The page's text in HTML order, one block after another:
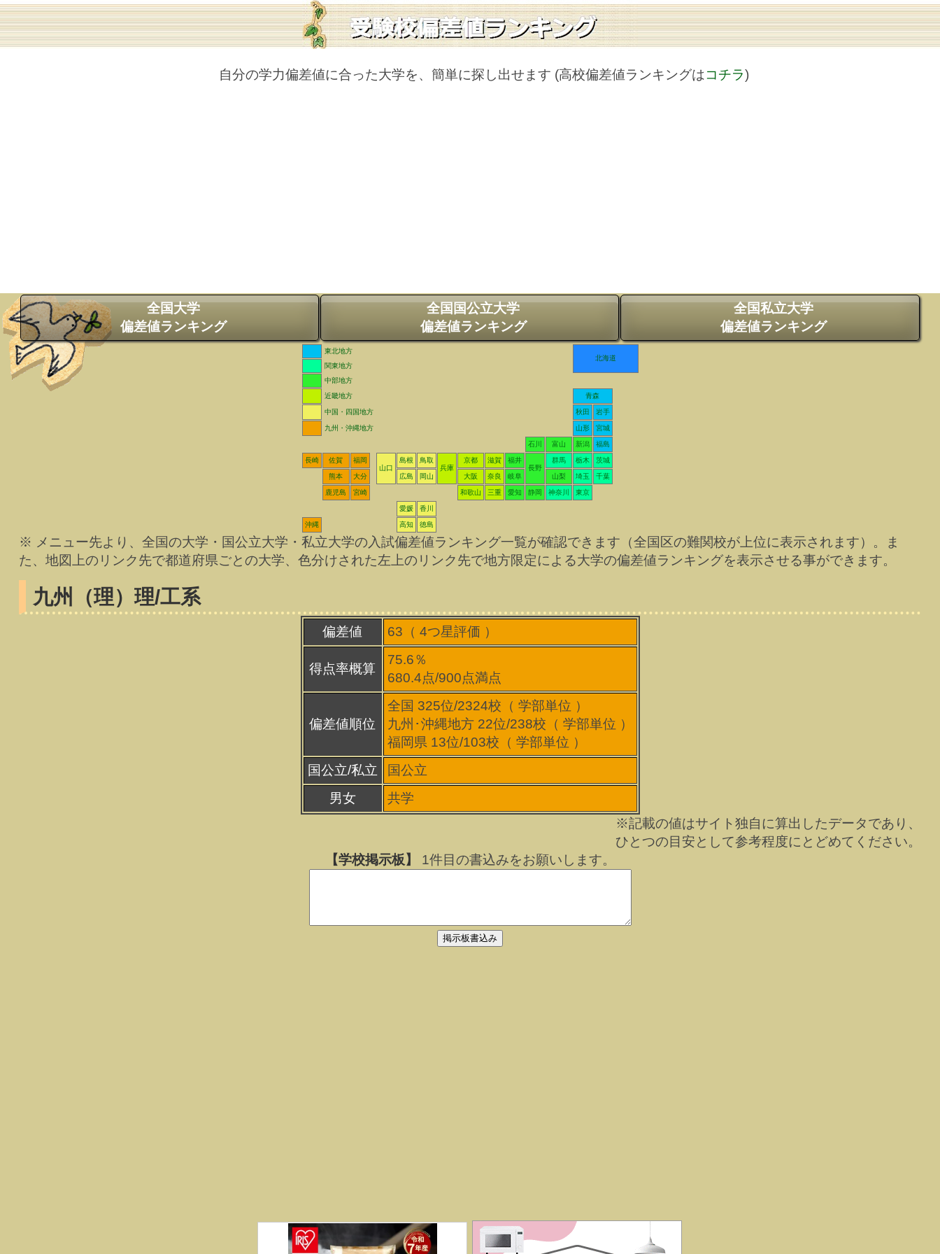
自分の学力偏差値に合った大学を、簡単に探し出せます (高校偏差値ランキングはコチラ)
全国大学
偏差値ランキング
全国国公立大学
偏差値ランキング
全国私立大学
偏差値ランキング
東北地方
北海道
関東地方
中部地方
近畿地方
青森
中国・四国地方 秋田 岩手
九州・沖縄地方 山形 宮城
石川 富山 新潟 福島
長崎 佐賀
福岡
山口
島根
鳥取
兵庫
京都 滋賀
福井
長野
群馬 栃木 茨城
熊本 大分 広島 岡山 大阪 奈良 岐阜 山梨 埼玉 千葉
鹿児島 宮崎 和歌山 三重 愛知 静岡 神奈川 東京
愛媛 香川
沖縄 高知 徳島
※ メニュー先より、全国の大学・国公立大学・私立大学の入試偏差値ランキング一覧が確認できます（全国区の難関校が上位に表示されます）。ま
た、地図上のリンク先で都道府県ごとの大学、色分けされた左上のリンク先で地方限定による大学の偏差値ランキングを表示させる事ができます。
九州（理） 理/工系
偏差値 63（ 4つ星評価 ）
得点率概算
75.6％
680.4点/900点満点
偏差値順位
全国 325位/2324校（ 学部単位 ）
九州･沖縄地方 22位/238校（ 学部単位 ）
福岡県 13位/103校（ 学部単位 ）
国公立/私立
国公立
男女
共学
※記載の値はサイト独自に算出したデータであり、
ひとつの目安として参考程度にとどめてください。
【学校掲示板】
1件目の書込みをお願いします。